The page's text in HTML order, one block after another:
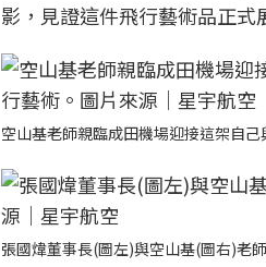
影，見證這件飛行藝術品正式
空山基老師親臨成田機場迎接這架自
張國煒董事長(圖左)與空山基(圖右)老